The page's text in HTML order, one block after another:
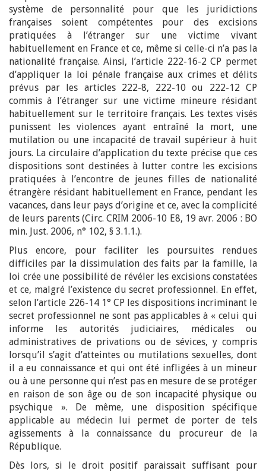
système de personnalité pour que les juridictions
françaises soient compétentes pour des excisions
pratiquées à l’étranger sur une victime vivant
habituellement en France et ce, même si celle-ci n’a pas la
nationalité française. Ainsi, l’article 222-16-2 CP permet
d’appliquer la loi pénale française aux crimes et délits
prévus par les articles 222-8, 222-10 ou 222-12 CP
commis à l’étranger sur une victime mineure résidant
habituellement sur le territoire français. Les textes visés
punissent les violences ayant entraîné la mort, une
mutilation ou une incapacité de travail supérieur à huit
jours. La circulaire d’application du texte précise que ces
dispositions sont destinées à lutter contre les excisions
pratiquées à l’encontre de jeunes filles de nationalité
étrangère résidant habituellement en France, pendant les
vacances, dans leur pays d’origine et ce, avec la complicité
de leurs parents (Circ. CRIM 2006-10 E8, 19 avr. 2006 : BO
min. Just. 2006, n° 102, § 3.1.1.).
Plus encore, pour faciliter les poursuites rendues
difficiles par la dissimulation des faits par la famille, la
loi crée une possibilité de révéler les excisions constatées
et ce, malgré l’existence du secret professionnel. En effet,
selon l’article 226-14 1° CP les dispositions incriminant le
secret professionnel ne sont pas applicables à « celui qui
informe les autorités judiciaires, médicales ou
administratives de privations ou de sévices, y compris
lorsqu’il s’agit d’atteintes ou mutilations sexuelles, dont
il a eu connaissance et qui ont été infligées à un mineur
ou à une personne qui n’est pas en mesure de se protéger
en raison de son âge ou de son incapacité physique ou
psychique ». De même, une disposition spécifique
applicable au médecin lui permet de porter de tels
agissements à la connaissance du procureur de la
République.
Dès lors, si le droit positif paraissait suffisant pour